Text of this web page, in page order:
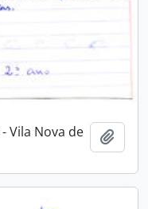
Vila Nova de